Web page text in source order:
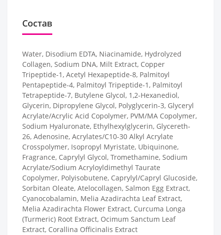
Состав
Water, Disodium EDTA, Niacinamide, Hydrolyzed
Collagen, Sodium DNA, Milt Extract, Copper
Tripeptide-1, Acetyl Hexapeptide-8, Palmitoyl
Pentapeptide-4, Palmitoyl Tripeptide-1, Palmitoyl
Tetrapeptide-7, Butylene Glycol, 1,2-Hexanediol,
Glycerin, Dipropylene Glycol, Polyglycerin-3, Glyceryl
Acrylate/Acrylic Acid Copolymer, PVM/MA Copolymer,
Sodium Hyaluronate, Ethylhexylglycerin, Glycereth-
26, Adenosine, Acrylates/C10-30 Alkyl Acrylate
Crosspolymer, Isopropyl Myristate, Ubiquinone,
Fragrance, Caprylyl Glycol, Tromethamine, Sodium
Acrylate/Sodium Acryloyldimethyl Taurate
Copolymer, Polyisobutene, Caprylyl/Capryl Glucoside,
Sorbitan Oleate, Atelocollagen, Salmon Egg Extract,
Cyanocobalamin, Melia Azadirachta Leaf Extract,
Melia Azadirachta Flower Extract, Curcuma Longa
(Turmeric) Root Extract, Ocimum Sanctum Leaf
Extract, Corallina Officinalis Extract